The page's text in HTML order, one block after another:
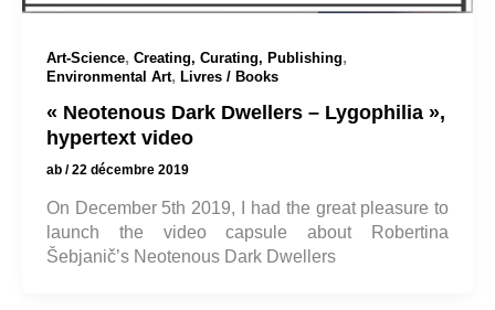
Art-Science, Creating, Curating, Publishing,
Environmental Art, Livres / Books
« Neotenous Dark Dwellers – Lygophilia »,
hypertext video
ab /22 décembre 2019
On December 5th 2019, I had the great pleasure to
launch the video capsule about Robertina
Šebjanič’s Neotenous Dark Dwellers